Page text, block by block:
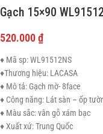
Gạch 15×90
520.000₫
♦ Mã sp: WL91512NS
♦Thương hiệu: LACASA
♦ Mô tả: Gạch mờ- 8face
♦ Công năng: Lát sàn – ốp
♦ Màu sắc: vân gỗ xám bạc
♦ Xuất xứ: Trung Quốc